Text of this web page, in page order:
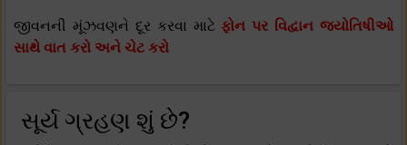
જીવનની મૂંઝવણને દૂર કરવા માટેફોન પર વિદ્વાન જ્યોતિષીઓ
સાથે વાત કરો અને ચેટ કરો
સૂર્ય ગ્રહણ શું છે?